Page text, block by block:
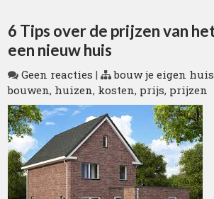
6 Tips over de prijzen van
een nieuw huis
Geen reacties | bouw je eigen huis
bouwen, huizen, kosten, prijs, prijzen